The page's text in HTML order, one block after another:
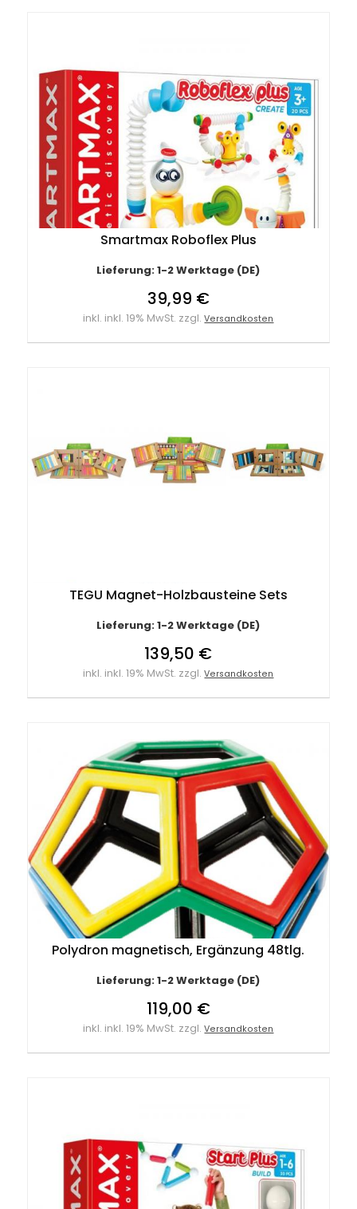
Smartmax Roboflex Plus
Lieferung: 1-2 Werktage (DE)
39,99 €
inkl. inkl. 19% MwSt. zzgl.Versandkosten
TEGU Magnet-Holzbausteine Sets
Lieferung: 1-2 Werktage (DE)
139,50 €
inkl. inkl. 19% MwSt. zzgl.Versandkosten
Polydron magnetisch, Ergänzung 48tlg.
Lieferung: 1-2 Werktage (DE)
119,00 €
inkl. inkl. 19% MwSt. zzgl.Versandkosten